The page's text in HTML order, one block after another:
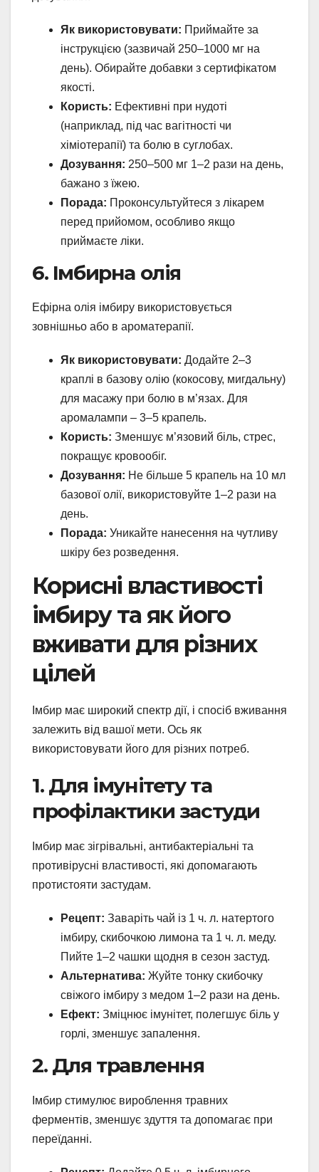
Як використовувати: Приймайте за
інструкцією (зазвичай 250–1000 мг на
день). Обирайте добавки з сертифікатом
якості.
Користь: Ефективні при нудоті
(наприклад, під час вагітності чи
хіміотерапії) та болю в суглобах.
Дозування: 250–500 мг 1–2 рази на день,
бажано з їжею.
Порада: Проконсультуйтеся з лікарем
перед прийомом, особливо якщо
приймаєте ліки.
6. Імбирна олія
Ефірна олія імбиру використовується
зовнішньо або в ароматерапії.
Як використовувати: Додайте 2–3
краплі в базову олію (кокосову, мигдальну)
для масажу при болю в м’язах. Для
аромалампи – 3–5 крапель.
Користь: Зменшує м’язовий біль, стрес,
покращує кровообіг.
Дозування: Не більше 5 крапель на 10 мл
базової олії, використовуйте 1–2 рази на
день.
Порада: Уникайте нанесення на чутливу
шкіру без розведення.
Корисні властивості
імбиру та як його
вживати для різних
цілей
Імбир має широкий спектр дії, і спосіб вживання
залежить від вашої мети. Ось як
використовувати його для різних потреб.
1. Для імунітету та
профілактики застуди
Імбир має зігрівальні, антибактеріальні та
противірусні властивості, які допомагають
протистояти застудам.
Рецепт: Заваріть чай із 1 ч. л. натертого
імбиру, скибочкою лимона та 1 ч. л. меду.
Пийте 1–2 чашки щодня в сезон застуд.
Альтернатива: Жуйте тонку скибочку
свіжого імбиру з медом 1–2 рази на день.
Ефект: Зміцнює імунітет, полегшує біль у
горлі, зменшує запалення.
2. Для травлення
Імбир стимулює вироблення травних
ферментів, зменшує здуття та допомагає при
переїданні.